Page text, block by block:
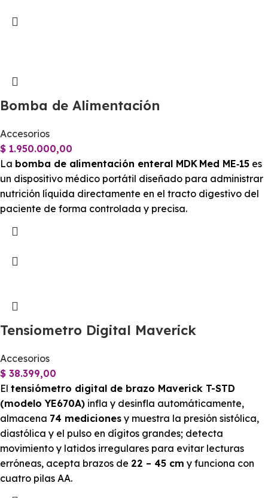
Bomba de Alimentación
Accesorios
$ 1.950.000,00
La bomba de alimentación enteral MDK Med ME‑15 es
un dispositivo médico portátil diseñado para administrar
nutrición líquida directamente en el tracto digestivo del
paciente de forma controlada y precisa.
Tensiometro Digital Maverick
Accesorios
$ 38.399,00
El tensiómetro digital de brazo Maverick T-STD
(modelo YE670A) infla y desinfla automáticamente,
almacena 74 mediciones y muestra la presión sistólica,
diastólica y el pulso en dígitos grandes; detecta
movimiento y latidos irregulares para evitar lecturas
erróneas, acepta brazos de 22 – 45 cm y funciona con
cuatro pilas AA.